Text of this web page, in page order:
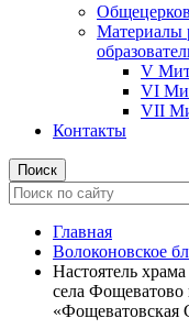
Материалы
V
VI
VII
Контакты
Поиск
Главная
Волоконовское
Настоятель
села